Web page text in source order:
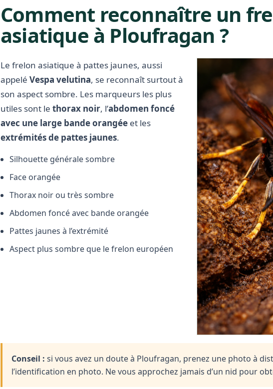
Comment reconnaître un
asiatique à Ploufragan ?
Le frelon asiatique à pattes jaunes, aussi
appelé Vespa velutina, se reconnaît surtout à
son aspect sombre. Les marqueurs les plus
utiles sont le thorax noir, l’abdomen foncé
avec une large bande orangée et les
extrémités de pattes jaunes.
Silhouette générale sombre
Face orangée
Thorax noir ou très sombre
Abdomen foncé avec bande orangée
Pattes jaunes à l’extrémité
Aspect plus sombre que le frelon européen
Conseil : si vous avez un doute à Ploufragan, prenez une photo à
l’identification en photo. Ne vous approchez jamais d’un nid pour